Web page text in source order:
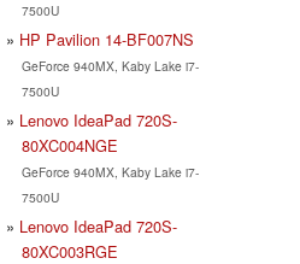
7500U
HP Pavilion 14-BF007NS
GeForce 940MX, Kaby Lake i7-
7500U
Lenovo IdeaPad 720S-
80XC004NGE
GeForce 940MX, Kaby Lake i7-
7500U
Lenovo IdeaPad 720S-
80XC003RGE